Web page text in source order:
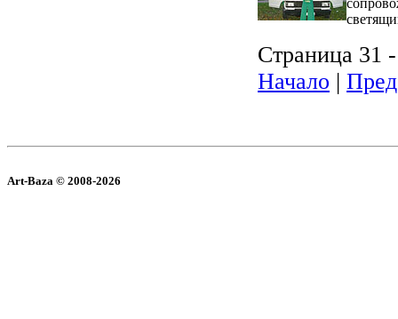
Страница 31
Начало |
Art-Baza © 2008-2026